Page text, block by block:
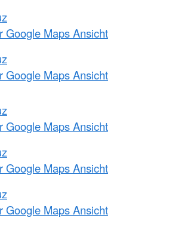
Google Maps Ansicht
Google Maps Ansicht
Google Maps Ansicht
Google Maps Ansicht
Google Maps Ansicht